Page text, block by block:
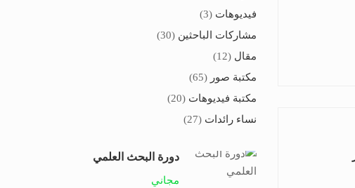
فيديوهات (3)
مشاركات الباحثين (30)
مقال (12)
مكتبة صور (65)
مكتبة فيديوهات (20)
نساء رائدات (27)
دورة البحث العلمي
مجاني